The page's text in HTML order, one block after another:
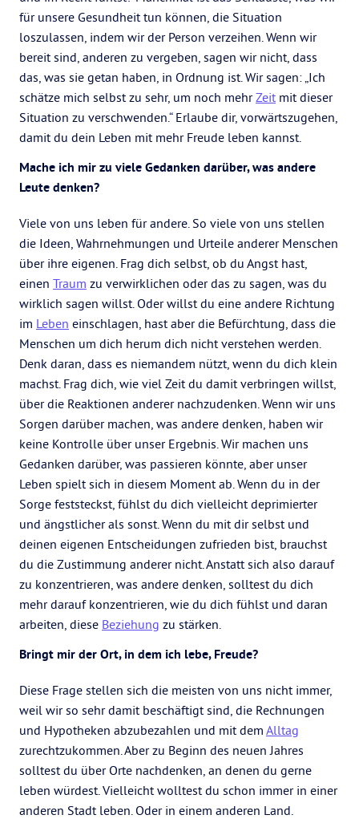
für unsere Gesundheit tun können, die Situation
loszulassen, indem wir der Person verzeihen. Wenn wir
bereit sind, anderen zu vergeben, sagen wir nicht, dass
das, was sie getan haben, in Ordnung ist. Wir sagen: „Ich
schätze mich selbst zu sehr, um noch mehrZeit mit dieser
Situation zu verschwenden.“ Erlaube dir, vorwärtszugehen,
damit du dein Leben mit mehr Freude leben kannst.
Mache ich mir zu viele Gedanken darüber, was andere
Leute denken?
Viele von uns leben für andere. So viele von uns stellen
die Ideen, Wahrnehmungen und Urteile anderer Menschen
über ihre eigenen. Frag dich selbst, ob du Angst hast,
einen Traum zu verwirklichen oder das zu sagen, was du
wirklich sagen willst. Oder willst du eine andere Richtung
im Leben einschlagen, hast aber die Befürchtung, dass die
Menschen um dich herum dich nicht verstehen werden.
Denk daran, dass es niemandem nützt, wenn du dich klein
machst. Frag dich, wie viel Zeit du damit verbringen willst,
über die Reaktionen anderer nachzudenken. Wenn wir uns
Sorgen darüber machen, was andere denken, haben wir
keine Kontrolle über unser Ergebnis. Wir machen uns
Gedanken darüber, was passieren könnte, aber unser
Leben spielt sich in diesem Moment ab. Wenn du in der
Sorge feststeckst, fühlst du dich vielleicht deprimierter
und ängstlicher als sonst. Wenn du mit dir selbst und
deinen eigenen Entscheidungen zufrieden bist, brauchst
du die Zustimmung anderer nicht. Anstatt sich also darauf
zu konzentrieren, was andere denken, solltest du dich
mehr darauf konzentrieren, wie du dich fühlst und daran
arbeiten, diese Beziehung zu stärken.
Bringt mir der Ort, in dem ich lebe, Freude?
Diese Frage stellen sich die meisten von uns nicht immer,
weil wir so sehr damit beschäftigt sind, die Rechnungen
und Hypotheken abzubezahlen und mit dem Alltag
zurechtzukommen. Aber zu Beginn des neuen Jahres
solltest du über Orte nachdenken, an denen du gerne
leben würdest. Vielleicht wolltest du schon immer in einer
anderen Stadt leben. Oder in einem anderen Land.